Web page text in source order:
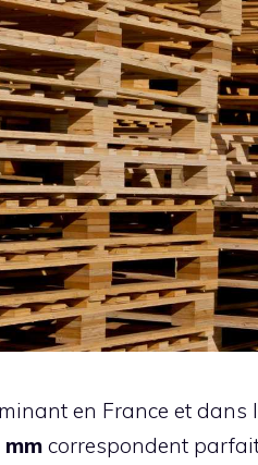
en France et dans
mm correspondent